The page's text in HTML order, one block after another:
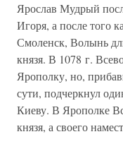
Ярослав Мудрый
Игоря, а после того
Смоленск, Волынь
князя. В 1078 г.
Ярополку, но,
сути, подчеркнул
Киеву. В Ярополке
князя, а своего